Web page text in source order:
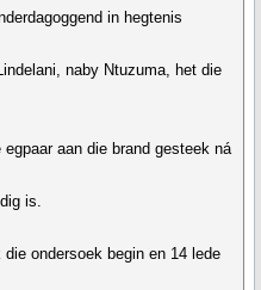
in hegtenis
naby Ntuzuma, het die
aan die brand gesteek ná
is.
ondersoek begin en 14 lede